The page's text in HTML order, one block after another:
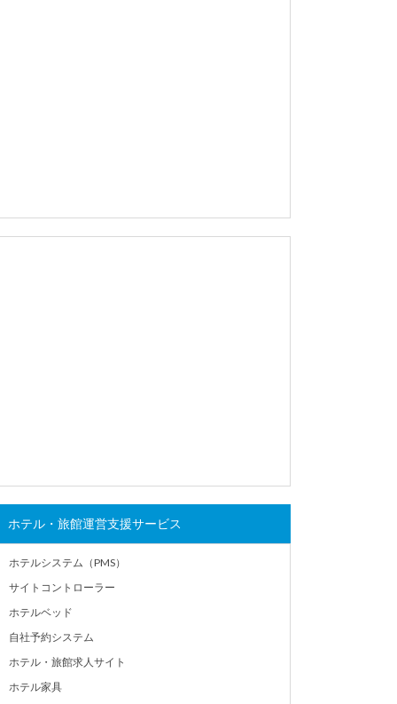
ホテル・旅館運営支援サービス
ホテルシステム（PMS）
サイトコントローラー
ホテルベッド
自社予約システム
ホテル・旅館求人サイト
ホテル家具